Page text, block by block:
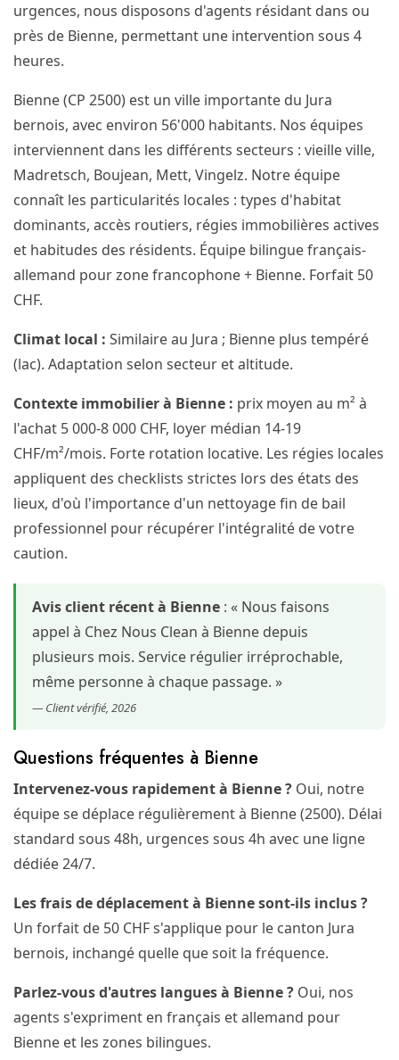
urgences, nous disposons d'agents résidant dans ou
près de Bienne, permettant une intervention sous 4
heures.
Bienne (CP 2500) est un ville importante du Jura
bernois, avec environ 56'000 habitants. Nos équipes
interviennent dans les différents secteurs : vieille ville,
Madretsch, Boujean, Mett, Vingelz. Notre équipe
connaît les particularités locales : types d'habitat
dominants, accès routiers, régies immobilières actives
et habitudes des résidents. Équipe bilingue français-
allemand pour zone francophone + Bienne. Forfait 50
CHF.
Climat local : Similaire au Jura ; Bienne plus tempéré
(lac). Adaptation selon secteur et altitude.
Contexte immobilier à Bienne : prix moyen au m² à
l'achat 5 000-8 000 CHF, loyer médian 14-19
CHF/m²/mois. Forte rotation locative. Les régies locales
appliquent des checklists strictes lors des états des
lieux, d'où l'importance d'un nettoyage fin de bail
professionnel pour récupérer l'intégralité de votre
caution.
Avis client récent à Bienne : « Nous faisons
appel à Chez Nous Clean à Bienne depuis
plusieurs mois. Service régulier irréprochable,
même personne à chaque passage. »
— Client vérifié, 2026
Questions fréquentes à Bienne
Intervenez-vous rapidement à Bienne ? Oui, notre
équipe se déplace régulièrement à Bienne (2500). Délai
standard sous 48h, urgences sous 4h avec une ligne
dédiée 24/7.
Les frais de déplacement à Bienne sont-ils inclus ?
Un forfait de 50 CHF s'applique pour le canton Jura
bernois, inchangé quelle que soit la fréquence.
Parlez-vous d'autres langues à Bienne ? Oui, nos
agents s'expriment en français et allemand pour
Bienne et les zones bilingues.